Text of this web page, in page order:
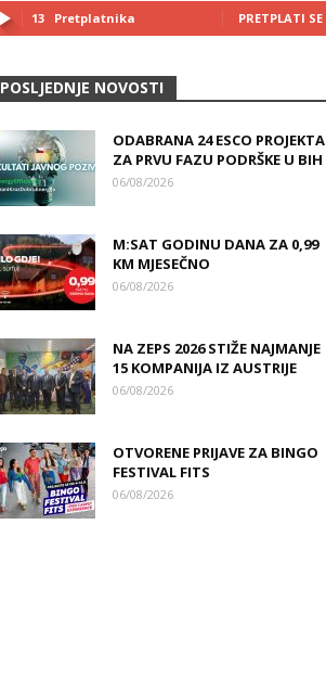
13 Pretplatnika PRETPLATI SE
POSLJEDNJE NOVOSTI
ODABRANA 24 ESCO PROJEKTA
ZA PRVU FAZU PODRŠKE U BIH
06/08/2026
M:SAT GODINU DANA ZA 0,99
KM MJESEČNO
06/08/2026
NA ZEPS 2026 STIŽE NAJMANJE
15 KOMPANIJA IZ AUSTRIJE
06/08/2026
OTVORENE PRIJAVE ZA BINGO
FESTIVAL FITS
06/08/2026